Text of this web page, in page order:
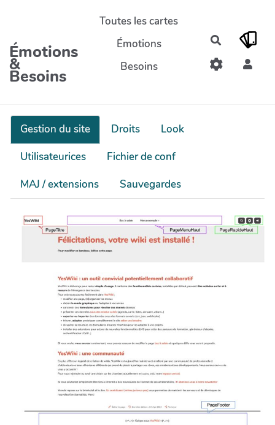
Aller au contenu principal
Émotions
&
Besoins
Toutes les cartes
Émotions
Besoins
Rechercher
Gestion du site Droits
Look
Utilisateurices
Fichier de conf
MAJ / extensions
Sauvegardes